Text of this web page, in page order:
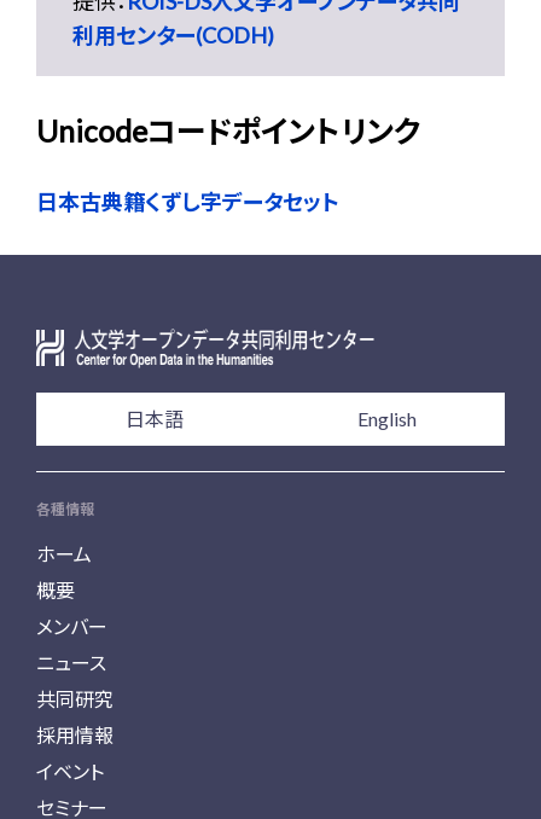
利用センター(CODH)
Unicodeコードポイントリンク
日本古典籍くずし字データセット
日本語 English
各種情報
ホーム
概要
メンバー
ニュース
共同研究
採用情報
イベント
セミナー